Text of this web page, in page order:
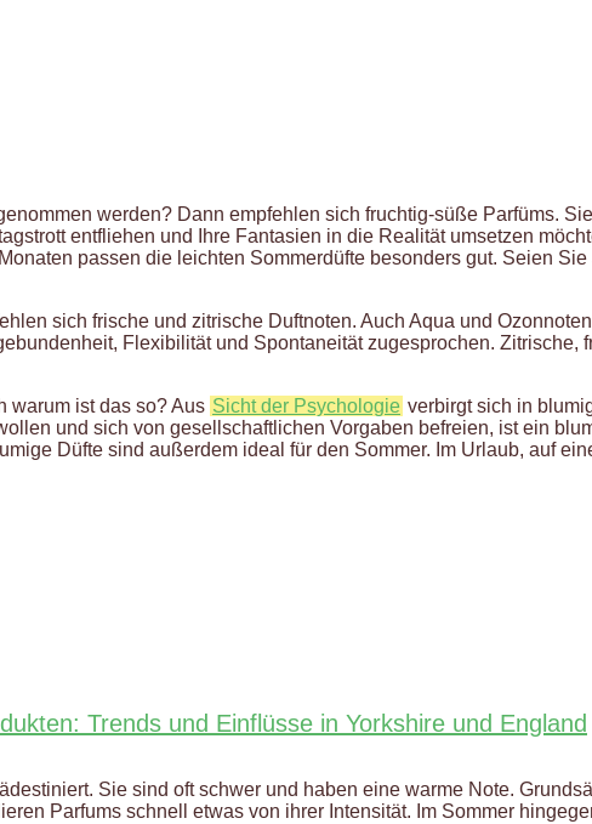
werden? Dann empfehlen sich fruchtig-süße Parfüms.
entfliehen und Ihre Fantasien in die Realität umsetzen
passen die leichten Sommerdüfte besonders gut. Seien
sich frische und zitrische Duftnoten. Auch Aqua und
Flexibilität und Spontaneität zugesprochen. Zitrische,
warum ist das so? Aus Sicht der Psychologie verbirgt sich in
und sich von gesellschaftlichen Vorgaben befreien, ist ein
Düfte sind außerdem ideal für den Sommer. Im Urlaub, auf
Trends und Einflüsse in Yorkshire und England
Sie sind oft schwer und haben eine warme Note.
Parfums schnell etwas von ihrer Intensität. Im Sommer